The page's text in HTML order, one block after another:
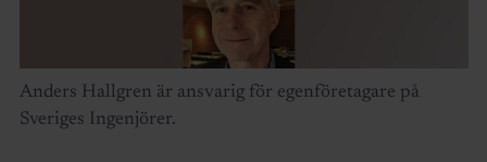
Anders Hallgren är ansvarig för egenföretagare på
Sveriges Ingenjörer.